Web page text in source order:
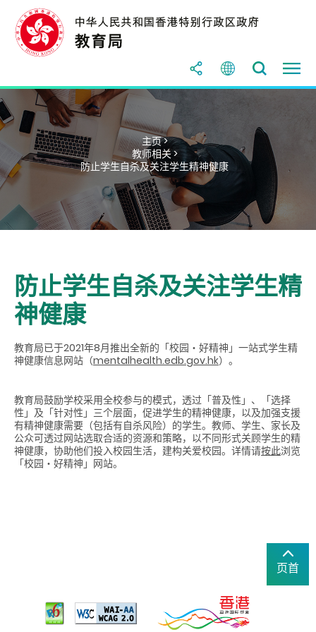
主页 >
教师相关 >
防止学生自杀及关注学生精神健康
防止学生自杀及关注学生精
神健康
教育局已于2021年8月推出全新的「校园‧好精神」一站式学生精
神健康信息网站（mentalhealth.edb.gov.hk）。
教育局鼓励学校采用全校参与的模式，透过「普及性」、「选择
性」及「针对性」三个层面，促进学生的精神健康，以及加强支援
有精神健康需要（包括有自杀风险）的学生。教师、学生、家长及
公众可透过网站选取合适的资源和策略，以不同形式关顾学生的精
神健康，协助他们投入校园生活，建构关爱校园。详情请按此浏览
「校园‧好精神」网站。
页首